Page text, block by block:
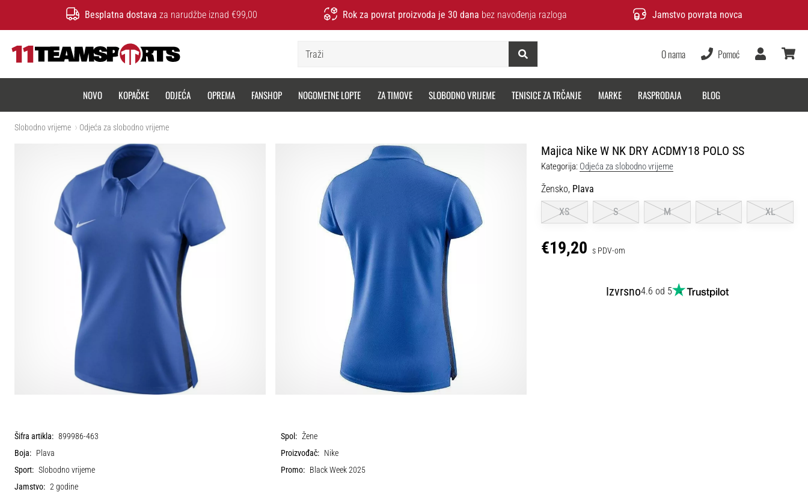
Besplatna dostava za narudžbe iznad €99,00 Rok za povrat proizvoda je 30 dana bez navođenja razloga Jamstvo povrata novca
O nama Pomoć
Korisnik
NOVO KOPAČKE ODJEĆA OPREMA FANSHOP NOGOMETNE LOPTE ZA TIMOVE SLOBODNO VRIJEME TENISICE ZA TRČANJE MARKE RASPRODAJA BLOG
Slobodno vrijeme Odjeća za slobodno vrijeme
Majica Nike W NK DRY ACDMY18 POLO SS
Kategorija: Odjeća za slobodno vrijeme
Žensko, Plava
XS
S M L XL
€19,20 s PDV-om
Izvrsno4.6 od 5
Šifra artikla: 899986-463 Spol: Žene
Boja: Plava Proizvođač: Nike
Sport: Slobodno vrijeme Promo: Black Week 2025
Jamstvo: 2 godine